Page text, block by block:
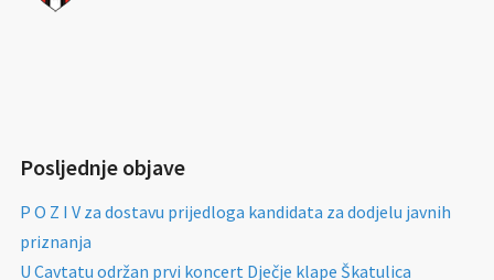
Posljednje objave
P O Z I V za dostavu prijedloga kandidata za dodjelu javnih
priznanja
U Cavtatu održan prvi koncert Dječje klape Škatulica